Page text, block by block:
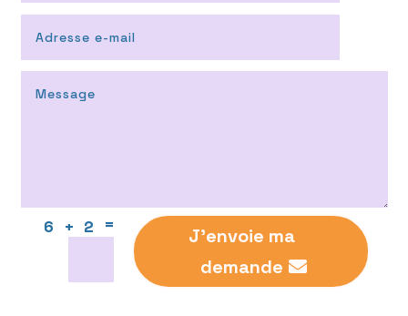
6 + 2 =
J'envoie ma
demande